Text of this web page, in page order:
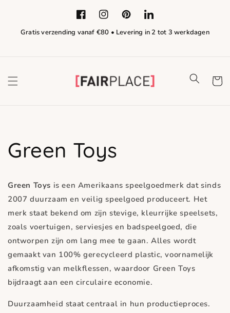
FacebookInstagramPinterestLinkedIn
Gratis verzending vanaf €80 • Levering in 2 tot 3 werkdagen
Green Toys
Green Toys is een Amerikaans speelgoedmerk dat sinds
2007 duurzaam en veilig speelgoed produceert. Het
merk staat bekend om zijn stevige, kleurrijke speelsets,
zoals voertuigen, serviesjes en badspeelgoed, die
ontworpen zijn om lang mee te gaan. Alles wordt
gemaakt van 100% gerecycleerd plastic, voornamelijk
afkomstig van melkflessen, waardoor Green Toys
bijdraagt aan een circulaire economie.
Duurzaamheid staat centraal in hun productieproces.